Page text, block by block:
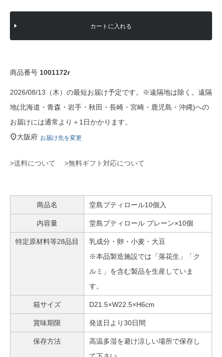
カートに入れる
商品番号 1001172r
2026/08/13（木）の最短お届け予定です。※遠隔地は除く。遠隔
地(北海道・青森・岩手・秋田・長崎・宮崎・鹿児島・沖縄)への
お届けには通常より＋1日かかります。
大阪府 お届け先を変更
>送料について >無料ギフト対応について
商品名 堂島プティロール10個入
内容量 堂島プティロール プレーン×10個
特定原材料等28品目
乳成分・卵・小麦・大豆
※本品製造施設では「落花生」「ク
ルミ」を含む製品を生産していま
す。
箱サイズ D21.5×W22.5×H6cm
賞味期限 発送日より30日間
保存方法
高温多湿を避け涼しい場所で保存し